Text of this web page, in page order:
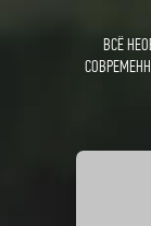
ВСЁ